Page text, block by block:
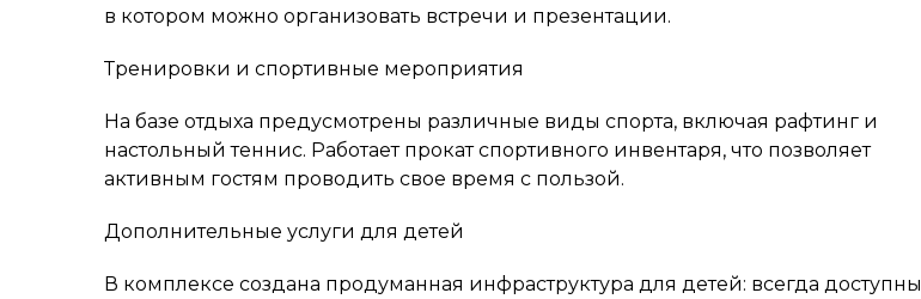
в котором можно организовать встречи и презентации.
Тренировки и спортивные мероприятия
На базе отдыха предусмотрены различные виды спорта, включая рафтинг и
настольный теннис. Работает прокат спортивного инвентаря, что позволяет
активным гостям проводить свое время с пользой.
Дополнительные услуги для детей
В комплексе создана продуманная инфраструктура для детей: всегда доступны